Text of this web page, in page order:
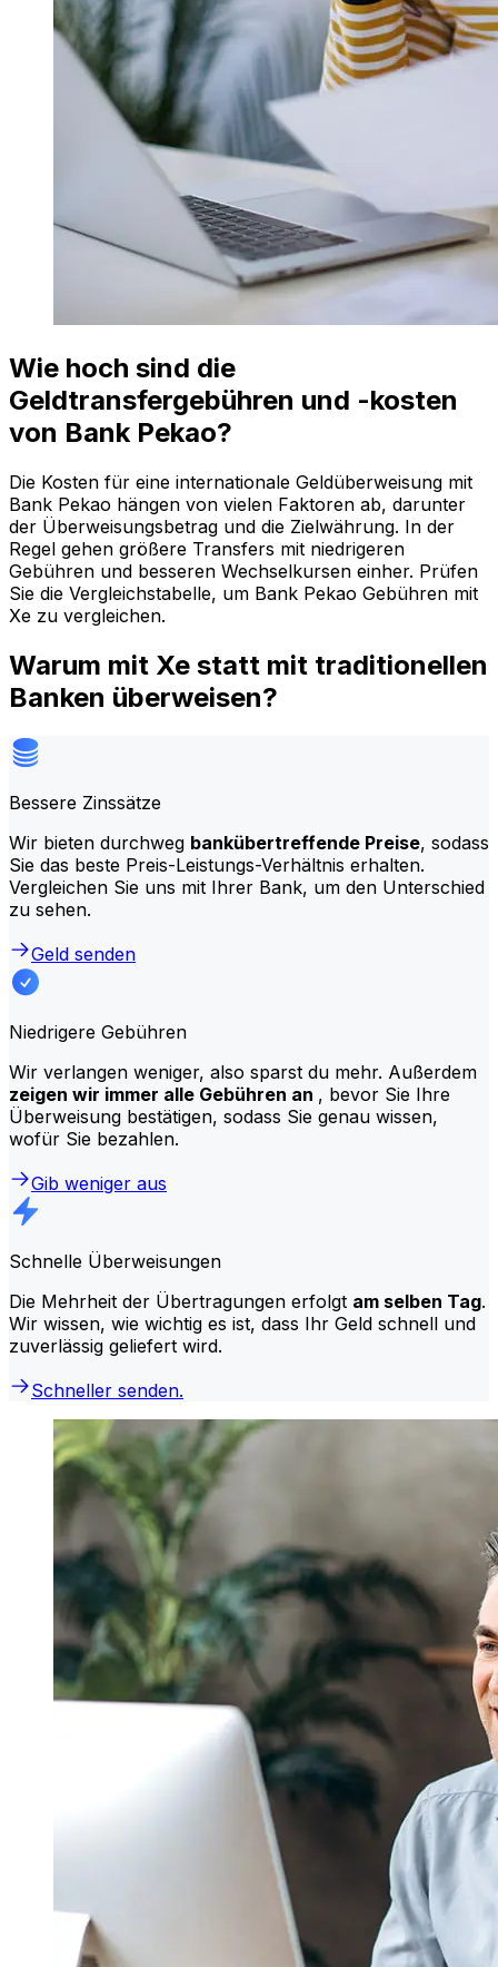
Wie hoch sind die
Geldtransfergebühren und -kosten
von Bank Pekao?
Die Kosten für eine internationale Geldüberweisung mit
Bank Pekao hängen von vielen Faktoren ab, darunter
der Überweisungsbetrag und die Zielwährung. In der
Regel gehen größere Transfers mit niedrigeren
Gebühren und besseren Wechselkursen einher. Prüfen
Sie die Vergleichstabelle, um Bank Pekao Gebühren mit
Xe zu vergleichen.
Warum mit Xe statt mit traditionellen
Banken überweisen?
Bessere Zinssätze
Wir bieten durchweg bankübertreffende Preise, sodass
Sie das beste Preis-Leistungs-Verhältnis erhalten.
Vergleichen Sie uns mit Ihrer Bank, um den Unterschied
zu sehen.
Geld senden
Niedrigere Gebühren
Wir verlangen weniger, also sparst du mehr. Außerdem
zeigen wir immer alle Gebühren an , bevor Sie Ihre
Überweisung bestätigen, sodass Sie genau wissen,
wofür Sie bezahlen.
Gib weniger aus
Schnelle Überweisungen
Die Mehrheit der Übertragungen erfolgt am selben Tag.
Wir wissen, wie wichtig es ist, dass Ihr Geld schnell und
zuverlässig geliefert wird.
Schneller senden.